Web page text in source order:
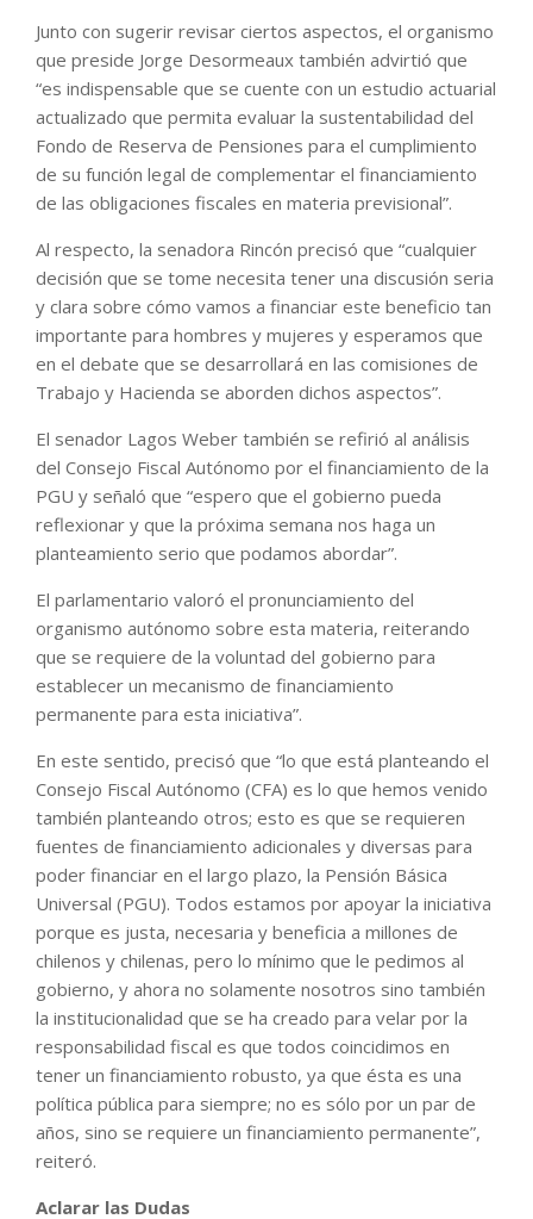
Junto con sugerir revisar ciertos aspectos, el organismo
que preside Jorge Desormeaux también advirtió que
“es indispensable que se cuente con un estudio actuarial
actualizado que permita evaluar la sustentabilidad del
Fondo de Reserva de Pensiones para el cumplimiento
de su función legal de complementar el financiamiento
de las obligaciones fiscales en materia previsional”.
Al respecto, la senadora Rincón precisó que “cualquier
decisión que se tome necesita tener una discusión seria
y clara sobre cómo vamos a financiar este beneficio tan
importante para hombres y mujeres y esperamos que
en el debate que se desarrollará en las comisiones de
Trabajo y Hacienda se aborden dichos aspectos”.
El senador Lagos Weber también se refirió al análisis
del Consejo Fiscal Autónomo por el financiamiento de la
PGU y señaló que “espero que el gobierno pueda
reflexionar y que la próxima semana nos haga un
planteamiento serio que podamos abordar”.
El parlamentario valoró el pronunciamiento del
organismo autónomo sobre esta materia, reiterando
que se requiere de la voluntad del gobierno para
establecer un mecanismo de financiamiento
permanente para esta iniciativa”.
En este sentido, precisó que “lo que está planteando el
Consejo Fiscal Autónomo (CFA) es lo que hemos venido
también planteando otros; esto es que se requieren
fuentes de financiamiento adicionales y diversas para
poder financiar en el largo plazo, la Pensión Básica
Universal (PGU). Todos estamos por apoyar la iniciativa
porque es justa, necesaria y beneficia a millones de
chilenos y chilenas, pero lo mínimo que le pedimos al
gobierno, y ahora no solamente nosotros sino también
la institucionalidad que se ha creado para velar por la
responsabilidad fiscal es que todos coincidimos en
tener un financiamiento robusto, ya que ésta es una
política pública para siempre; no es sólo por un par de
años, sino se requiere un financiamiento permanente”,
reiteró.
Aclarar las Dudas